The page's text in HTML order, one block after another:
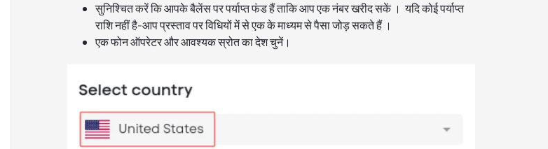
सुनिश्चित करें कि आपके बैलेंस पर पर्याप्त फंड हैं ताकि आप एक नंबर खरीद सकें । यदि कोई पर्याप्त
राशि नहीं है-आप प्रस्ताव पर विधियों में से एक के माध्यम से पैसा जोड़ सकते हैं ।
एक फोन ऑपरेटर और आवश्यक स्रोत का देश चुनें।